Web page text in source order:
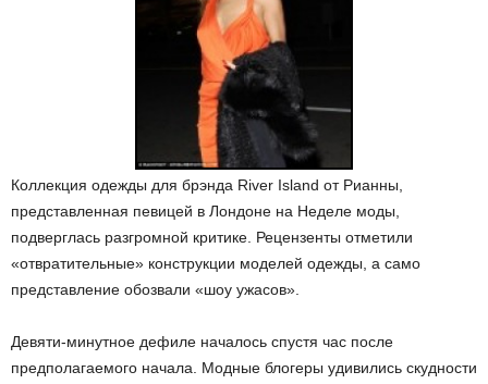
Коллекция одежды для брэнда River Island от Рианны,
представленная певицей в Лондоне на Неделе моды,
подверглась разгромной критике. Рецензенты отметили
«отвратительные» конструкции моделей одежды, а само
представление обозвали «шоу ужасов».
Девяти-минутное дефиле началось спустя час после
предполагаемого начала. Модные блогеры удивились скудности